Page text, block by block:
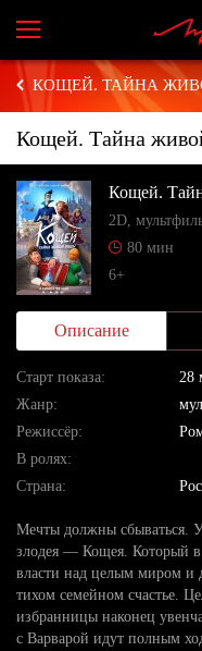
КОЩЕЙ. ТАЙНА
Кощей. Тайна
Кощей.
2D,
80 мин
6+
Описание
Cтарт показа:
28
Жанр:
Режиссёр:
В ролях:
Страна:
Мечты должны сбываться.
злодея — Кощея. Который в
власти над целым миром и
тихом семейном счастье.
избранницы наконец
с Варварой идут полным